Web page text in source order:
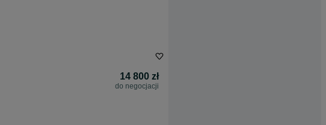
14 800 zł
do negocjacji